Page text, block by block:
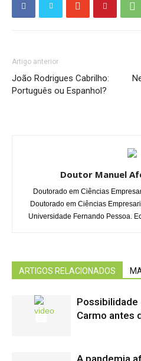
Artigo anterior
João Rodrigues Cabrilho:
Português ou Espanhol?
Doutor Manuel
Doutorado em Ciências
Doutorado em Ciências
Universidade Fernando Pessoa.
ARTIGOS RELACIONADOS
Possibilidade
Carmo antes
A pandemia